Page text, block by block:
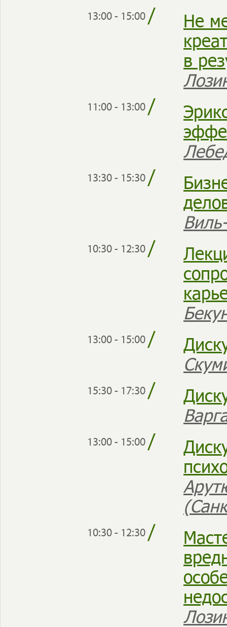
13:00 - 15:00/
Не
в
11:00 - 13:00/
13:30 - 15:30/
10:30 - 12:30/
13:00 - 15:00/
15:30 - 17:30/
13:00 - 15:00/
10:30 - 12:30/